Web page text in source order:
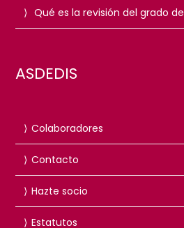
Qué es la revisión del grado
ASDEDIS
Colaboradores
Contacto
Hazte socio
Estatutos